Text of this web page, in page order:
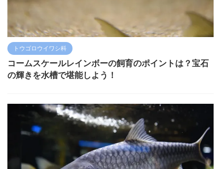
トウゴロウイワシ科
コームスケールレインボーの飼育のポイントは？宝石
の輝きを水槽で堪能しよう！